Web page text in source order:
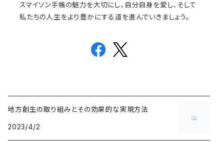
スマイソン手帳の魅力を大切にし、自分自身を愛し、そして
私たちの人生をより豊かにする道を進んでいきましょう。
地方創生の取り組みとその効果的な実現方法
2023/4/2